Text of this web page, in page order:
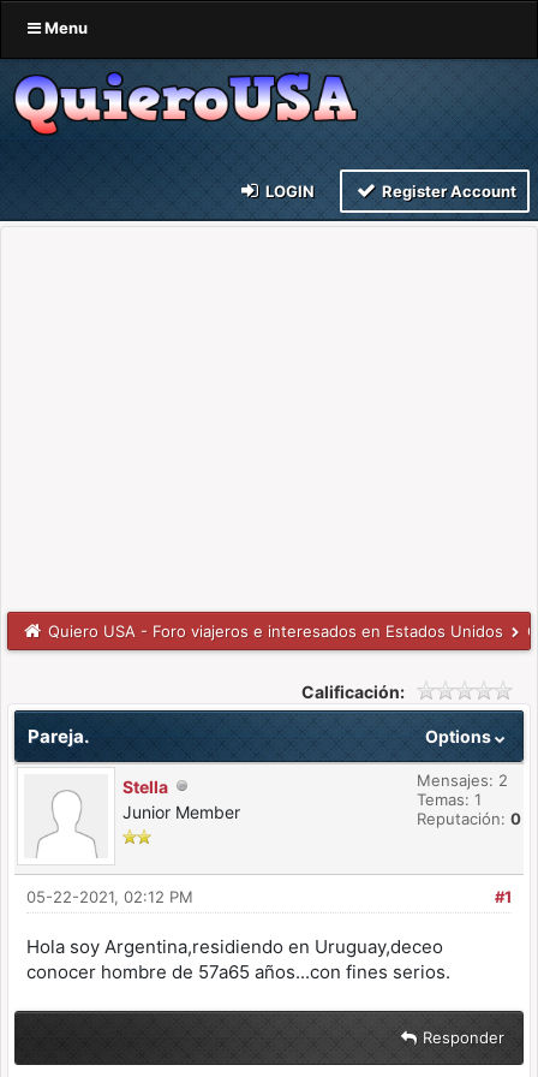
Menu
LOGIN Register Account
Quiero USA - Foro viajeros e interesados en Estados Unidos
Calificación:
Options
Pareja.
Stella
Junior Member
Mensajes: 2
Temas: 1
Reputación: 0
#1
05-22-2021, 02:12 PM
Hola soy Argentina,residiendo en Uruguay,deceo
conocer hombre de 57a65 años...con fines serios.
Responder